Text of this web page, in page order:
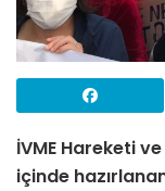
İVME Hareketi
içinde